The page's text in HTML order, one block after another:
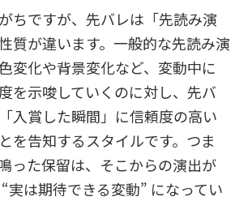
ちですが、先バレは「先読み演
質が違います。一般的な先読み演
変化や背景変化など、変動中に
を示唆していくのに対し、先バ
入賞した瞬間」に信頼度の高い
を告知するスタイルです。つま
った保留は、そこからの演出が
実は期待できる変動” になってい